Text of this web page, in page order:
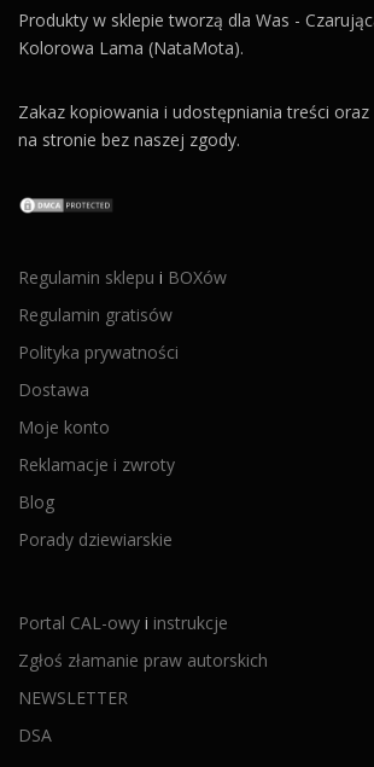
Produkty w sklepie tworzą dla Was -
Kolorowa Lama (NataMota).
Zakaz kopiowania i udostępniania treści
na stronie bez naszej zgody.
Regulamin sklepu i BOXów
Regulamin gratisów
Polityka prywatności
Dostawa
Moje konto
Reklamacje i zwroty
Blog
Porady dziewiarskie
Portal CAL-owy i instrukcje
Zgłoś złamanie praw autorskich
NEWSLETTER
DSA